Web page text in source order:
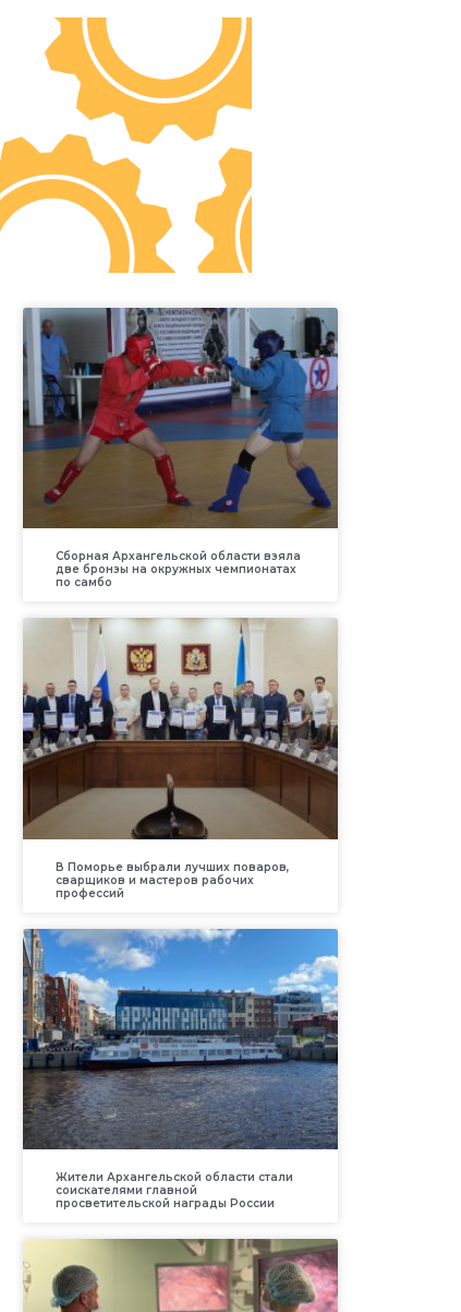
Сборная Архангельской области взяла
две бронзы на окружных чемпионатах
по самбо
В Поморье выбрали лучших поваров,
сварщиков и мастеров рабочих
профессий
Жители Архангельской области стали
соискателями главной
просветительской награды России